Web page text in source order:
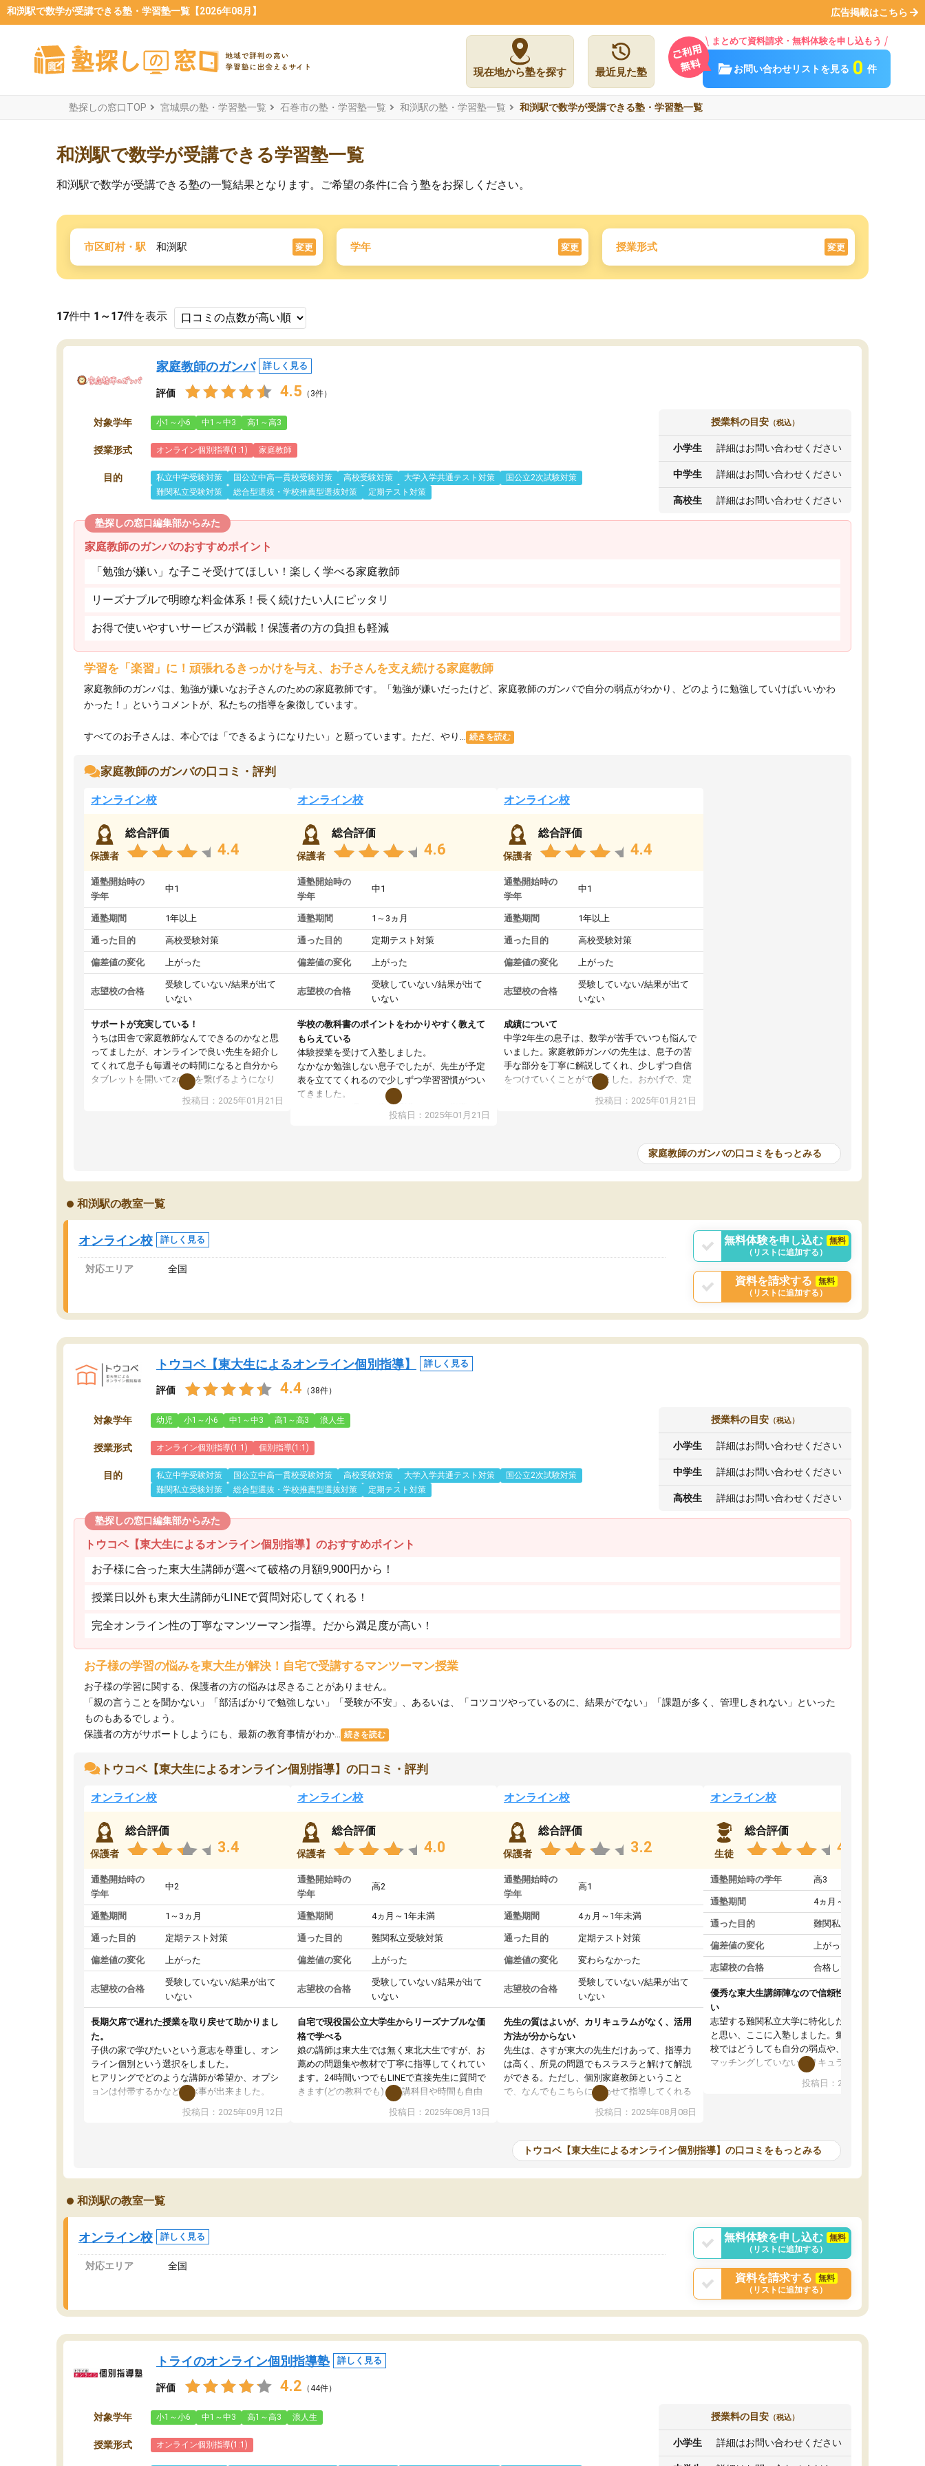
和渕駅で数学が受講できる塾・学習塾一覧【2026年08月】 広告掲載はこちら
現在地から塾を探す 最近見た塾
まとめて資料請求・無料体験を申し込もう
お問い合わせリストを見る 0 件
塾探しの窓口TOP 宮城県の塾・学習塾一覧 石巻市の塾・学習塾一覧 和渕駅の塾・学習塾一覧 和渕駅で数学が受講できる塾・学習塾一覧
和渕駅で数学が受講できる学習塾一覧
和渕駅で数学が受講できる塾の一覧結果となります。ご希望の条件に合う塾をお探しください。
市区町村・駅 和渕駅 変更 学年 変更 授業形式 変更
17件中 1～17件を表示
家庭教師のガンバ 詳しく見る
評価 4.5 （3件）
対象学年 小1～小6 中1～中3 高1～高3
授業形式 オンライン個別指導(1:1) 家庭教師
目的 私立中学受験対策 国公立中高一貫校受験対策 高校受験対策 大学入学共通テスト対策
国公立2次試験対策
難関私立受験対策
総合型選抜・学校推薦型選抜対策 定期テスト対策
授業料の目安 （税込）
小学生 詳細はお問い合わせください
中学生 詳細はお問い合わせください
高校生 詳細はお問い合わせください
塾探しの窓口編集部からみた
家庭教師のガンバのおすすめポイント
「勉強が嫌い」な子こそ受けてほしい！楽しく学べる家庭教師
リーズナブルで明瞭な料金体系！長く続けたい人にピッタリ
お得で使いやすいサービスが満載！保護者の方の負担も軽減
学習を「楽習」に！頑張れるきっかけを与え、お子さんを支え続ける家庭教師
家庭教師のガンバは、勉強が嫌いなお子さんのための家庭教師です。「勉強が嫌いだったけど、家庭教師のガンバで自分の弱点がわかり、どのように勉強していけばいいかわ
かった！」というコメントが、私たちの指導を象徴しています。
すべてのお子さんは、本心では「できるようになりたい」と願っています。ただ、やり... 続きを読む
家庭教師のガンバの口コミ・評判
オンライン校
保護者
総合評価
4.4
通塾開始時の
学年
中1
通塾期間 1年以上
通った目的 高校受験対策
偏差値の変化 上がった
志望校の合格
受験していない/結果が出て
いない
サポートが充実している！
うちは田舎で家庭教師なんてできるのかなと思
ってましたが、オンラインで良い先生を紹介し
てくれて息子も毎週その時間になると自分から
タブレットを開いてzoomを繋げるようになり
ました！5科目なんでもOKなのもとても気に入
投稿日：2025年01月21日
オンライン校
保護者
総合評価
4.6
通塾開始時の
学年
中1
通塾期間 1～3ヵ月
通った目的 定期テスト対策
偏差値の変化 上がった
志望校の合格
受験していない/結果が出て
いない
学校の教科書のポイントをわかりやすく教えて
もらえている
体験授業を受けて入塾しました。
なかなか勉強しない息子でしたが、先生が予定
表を立ててくれるので少しずつ学習習慣がつい
てきました。
オンラインで週に一度の受講ですが、指導が無
い日も予定表に基づいて勉強したり、LINEでわ
投稿日：2025年01月21日
オンライン校
保護者
総合評価
4.4
通塾開始時の
学年
中1
通塾期間 1年以上
通った目的 高校受験対策
偏差値の変化 上がった
志望校の合格
受験していない/結果が出て
いない
成績について
中学2年生の息子は、数学が苦手でいつも悩んで
いました。家庭教師ガンバの先生は、息子の苦
手な部分を丁寧に解説してくれ、少しずつ自信
をつけていくことができました。おかげで、定
期テストの成績が10点以上アップし、本人もと
投稿日：2025年01月21日
家庭教師のガンバの口コミをもっとみる
和渕駅の教室一覧
オンライン校 詳しく見る
対応エリア 全国
無料体験を申し込む
無料
（リストに追加する）
資料を請求する
無料
（リストに追加する）
トウコベ【東大生によるオンライン個別指導】 詳しく見る
評価 4.4 （38件）
対象学年 幼児 小1～小6 中1～中3 高1～高3 浪人生
授業形式 オンライン個別指導(1:1) 個別指導(1:1)
目的 私立中学受験対策 国公立中高一貫校受験対策 高校受験対策 大学入学共通テスト対策
国公立2次試験対策
難関私立受験対策
総合型選抜・学校推薦型選抜対策 定期テスト対策
授業料の目安 （税込）
小学生 詳細はお問い合わせください
中学生 詳細はお問い合わせください
高校生 詳細はお問い合わせください
塾探しの窓口編集部からみた
トウコベ【東大生によるオンライン個別指導】のおすすめポイント
お子様に合った東大生講師が選べて破格の月額9,900円から！
授業日以外も東大生講師がLINEで質問対応してくれる！
完全オンライン性の丁寧なマンツーマン指導。だから満足度が高い！
お子様の学習の悩みを東大生が解決！自宅で受講するマンツーマン授業
お子様の学習に関する、保護者の方の悩みは尽きることがありません。
「親の言うことを聞かない」「部活ばかりで勉強しない」「受験が不安」、あるいは、「コツコツやっているのに、結果がでない」「課題が多く、管理しきれない」といった
ものもあるでしょう。
保護者の方がサポートしようにも、最新の教育事情がわか...
続きを読む
トウコベ【東大生によるオンライン個別指導】の口コミ・評判
オンライン校
保護者
総合評価
3.4
通塾開始時の
学年
中2
通塾期間 1～3ヵ月
通った目的 定期テスト対策
偏差値の変化 上がった
志望校の合格
受験していない/結果が出て
いない
長期欠席で遅れた授業を取り戻せて助かりまし
た。
子供の家で学びたいという意志を尊重し、オン
ライン個別という選択をしました。
ヒアリングでどのような講師が希望か、オプシ
ョンは付帯するかなど選ぶ事が出来ました。
講師とのマッチング後講師との初回ミーティン
グを行い、その講師で良いか他の講師を希望す
オンラインツールを使用した単語帳の共有があ
り宿題もそちらで出される形でした。
2ヶ月で担当講師の方がお辞めになると言う事で
講師変更の申し出があり、あまりに短期での変
更だった為、塾に通う事にして退会しました。
遅れも取り戻せ、授業内容や講師の方は良かっ
投稿日：2025年09月12日
オンライン校
保護者
総合評価
4.0
通塾開始時の
学年
高2
通塾期間 4ヵ月～1年未満
通った目的 難関私立受験対策
偏差値の変化 上がった
志望校の合格
受験していない/結果が出て
いない
自宅で現役国公立大学生からリーズナブルな価
格で学べる
娘の講師は東大生では無く東北大生ですが、お
薦めの問題集や教材で丁寧に指導してくれてい
ます。24時間いつでもLINEで直接先生に質問で
きます(どの教科でも)。受講科目や時間も自由
に決めれるので、個人に合った勉強ができると
思います。カリキュラム相談みたいなのがあり
ます。講師も合わなければチェンジできます
投稿日：2025年08月13日
オンライン校
保護者
総合評価
3.2
通塾開始時の
学年
高1
通塾期間 4ヵ月～1年未満
通った目的 定期テスト対策
偏差値の変化 変わらなかった
志望校の合格
受験していない/結果が出て
いない
先生の質はよいが、カリキュラムがなく、活用
方法が分からない
先生は、さすが東大の先生だけあって、指導力
は高く、所見の問題でもスラスラと解けて解説
ができる。ただし、個別家庭教師ということ
で、なんでもこちらに合わせて指導してくれる
のだが、具体的なカリキュラムがない。当方
は、授業の先取り学習をするため、学校の教科
いただいたが、1時間の時間を使って進められる
範囲は限られており、それであれば自学自習で
なく、上手い活用の仕方が分からず辞めること
投稿日：2025年08月08日
オンライン校
生徒
総合評価
4.4
通塾開始時の学年 高3
通塾期間 4ヵ月～1年未満
通った目的 難関私立受験対策
偏差値の変化 上がった
志望校の合格 合格した
優秀な東大生講師陣なので信頼性や安心感が高
い
志望する難関私立大学に特化した準備をしたい
と思い、ここに入塾しました。集団指導の予備
校ではどうしても自分の弱点や、志望校対策に
マッチングしていないカリキュラムに不安を感
また受験のノウハウを蓄積している優秀な東大
ツーマン指導によって、自分の志望校にふさわ
しいオリジナルのカリキュラムを提案してくれ
と感じました。
投稿日：2024年02月19日
トウコベ【東大生によるオンライン個別指導】の口コミをもっとみる
和渕駅の教室一覧
オンライン校 詳しく見る
対応エリア 全国
無料体験を申し込む
無料
（リストに追加する）
資料を請求する
無料
（リストに追加する）
トライのオンライン個別指導塾 詳しく見る
評価 4.2 （44件）
対象学年 小1～小6 中1～中3 高1～高3 浪人生
授業形式 オンライン個別指導(1:1)
授業料の目安 （税込）
小学生 詳細はお問い合わせください